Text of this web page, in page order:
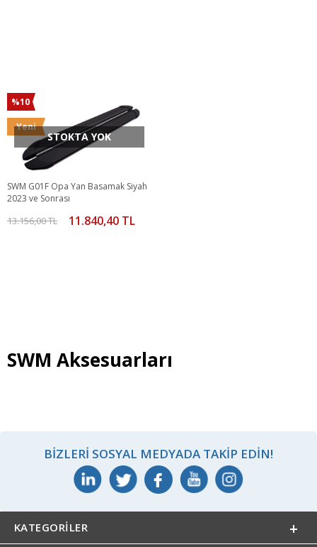
%10
Yeni
STOKTA YOK
SWM G01F Opa Yan Basamak Siyah
2023 ve Sonrası
13.156,00 TL 11.840,40 TL
SWM Aksesuarları
BIZLERI SOSYAL MEDYADA TAKIP EDIN!
KATEGORILER